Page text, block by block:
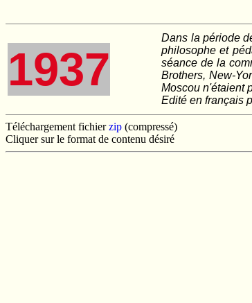
1937
Dans la période
philosophe et
séance de la
Brothers, New-
Moscou n'étaient
Edité en français
Téléchargement fichierzip (compressé)
Cliquer sur le format de contenu désiré